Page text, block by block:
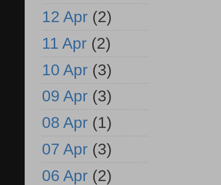
12 Apr (2)
11 Apr (2)
10 Apr (3)
09 Apr (3)
08 Apr (1)
07 Apr (3)
06 Apr (2)